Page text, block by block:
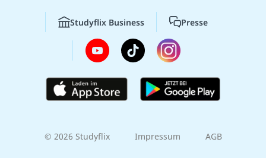
Studyflix Business Presse
© 2026 Studyflix Impressum AGB